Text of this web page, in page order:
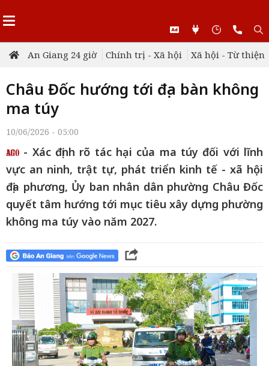
An Giang 24 giờ Chính trị - Xã hội Xã hội - Từ thiện
Châu Đốc hướng tới địa bàn không
ma túy
10/06/2026 - 05:00
- Xác định rõ tác hại của ma túy đối với lĩnh
vực an ninh, trật tự, phát triển kinh tế - xã hội
địa phương, Ủy ban nhân dân phường Châu Đốc
quyết tâm hướng tới mục tiêu xây dựng phường
không ma túy vào năm 2027.